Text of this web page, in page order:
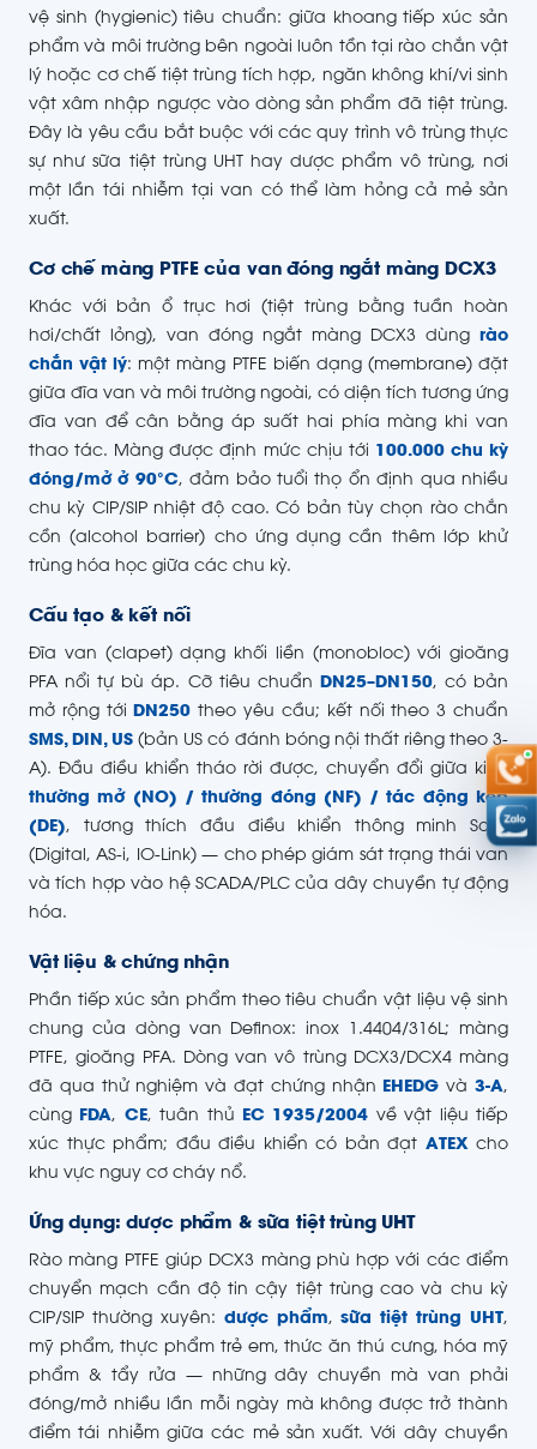
vệ sinh (hygienic) tiêu chuẩn: giữa khoang tiếp xúc sản
phẩm và môi trường bên ngoài luôn tồn tại rào chắn vật
lý hoặc cơ chế tiệt trùng tích hợp, ngăn không khí/vi sinh
vật xâm nhập ngược vào dòng sản phẩm đã tiệt trùng.
Đây là yêu cầu bắt buộc với các quy trình vô trùng thực
sự như sữa tiệt trùng UHT hay dược phẩm vô trùng, nơi
một lần tái nhiễm tại van có thể làm hỏng cả mẻ sản
xuất.
Cơ chế màng PTFE của van đóng ngắt màng DCX3
Khác với bản ổ trục hơi (tiệt trùng bằng tuần hoàn
hơi/chất lỏng), van đóng ngắt màng DCX3 dùng rào
chắn vật lý: một màng PTFE biến dạng (membrane) đặt
giữa đĩa van và môi trường ngoài, có diện tích tương ứng
đĩa van để cân bằng áp suất hai phía màng khi van
thao tác. Màng được định mức chịu tới
100.000 chu kỳ
đóng/mở ở 90°C, đảm bảo tuổi thọ ổn định qua nhiều
chu kỳ CIP/SIP nhiệt độ cao. Có bản tùy chọn rào chắn
cồn (alcohol barrier) cho ứng dụng cần thêm lớp khử
trùng hóa học giữa các chu kỳ.
Cấu tạo & kết nối
Đĩa van (clapet) dạng khối liền (monobloc) với gioăng
PFA nổi tự bù áp. Cỡ tiêu chuẩn DN25–DN150, có bản
mở rộng tớiDN250 theo yêu cầu; kết nối theo 3 chuẩn
SMS, DIN, US (bản US có đánh bóng nội thất riêng theo 3-
A). Đầu điều khiển tháo rời được, chuyển đổi giữa kiểu
thường mở (NO) / thường đóng (NF) / tác động kép
(DE), tương thích đầu điều khiển thông minh Sorio
(Digital, AS-i, IO-Link) — cho phép giám sát trạng thái van
và tích hợp vào hệ SCADA/PLC của dây chuyền tự động
hóa.
Vật liệu & chứng nhận
Phần tiếp xúc sản phẩm theo tiêu chuẩn vật liệu vệ sinh
chung của dòng van Definox: inox 1.4404/316L; màng
PTFE, gioăng PFA. Dòng van vô trùng DCX3/DCX4 màng
đã qua thử nghiệm và đạt chứng nhận EHEDG và3-A,
cùng FDA, CE, tuân thủ EC 1935/2004 về vật liệu tiếp
xúc thực phẩm; đầu điều khiển có bản đạt ATEXcho
khu vực nguy cơ cháy nổ.
Ứng dụng: dược phẩm & sữa tiệt trùng UHT
Rào màng PTFE giúp DCX3 màng phù hợp với các điểm
chuyển mạch cần độ tin cậy tiệt trùng cao và chu kỳ
CIP/SIP thường xuyên: dược phẩm,sữa tiệt trùng UHT,
mỹ phẩm, thực phẩm trẻ em, thức ăn thú cưng, hóa mỹ
phẩm & tẩy rửa — những dây chuyền mà van phải
đóng/mở nhiều lần mỗi ngày mà không được trở thành
điểm tái nhiễm giữa các mẻ sản xuất. Với dây chuyền